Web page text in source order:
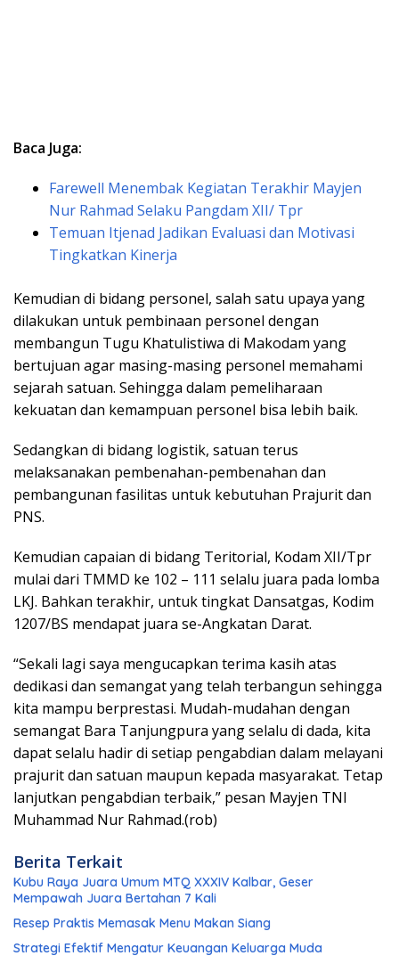
Baca Juga:
Farewell Menembak Kegiatan Terakhir Mayjen
Nur Rahmad Selaku Pangdam XII/ Tpr
Temuan Itjenad Jadikan Evaluasi dan Motivasi
Tingkatkan Kinerja
Kemudian di bidang personel, salah satu upaya yang
dilakukan untuk pembinaan personel dengan
membangun Tugu Khatulistiwa di Makodam yang
bertujuan agar masing-masing personel memahami
sejarah satuan. Sehingga dalam pemeliharaan
kekuatan dan kemampuan personel bisa lebih baik.
Sedangkan di bidang logistik, satuan terus
melaksanakan pembenahan-pembenahan dan
pembangunan fasilitas untuk kebutuhan Prajurit dan
PNS.
Kemudian capaian di bidang Teritorial, Kodam XII/Tpr
mulai dari TMMD ke 102 – 111 selalu juara pada lomba
LKJ. Bahkan terakhir, untuk tingkat Dansatgas, Kodim
1207/BS mendapat juara se-Angkatan Darat.
“Sekali lagi saya mengucapkan terima kasih atas
dedikasi dan semangat yang telah terbangun sehingga
kita mampu berprestasi. Mudah-mudahan dengan
semangat Bara Tanjungpura yang selalu di dada, kita
dapat selalu hadir di setiap pengabdian dalam melayani
prajurit dan satuan maupun kepada masyarakat. Tetap
lanjutkan pengabdian terbaik,” pesan Mayjen TNI
Muhammad Nur Rahmad.(rob)
Berita Terkait
Kubu Raya Juara Umum MTQ XXXIV Kalbar, Geser
Mempawah Juara Bertahan 7 Kali
Resep Praktis Memasak Menu Makan Siang
Strategi Efektif Mengatur Keuangan Keluarga Muda